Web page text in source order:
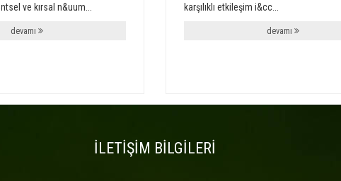
ve kırsal n&uum...
devamı
karşılıklı etkileşim i&cc...
devamı
İLETİŞİM BİLGİLERİ